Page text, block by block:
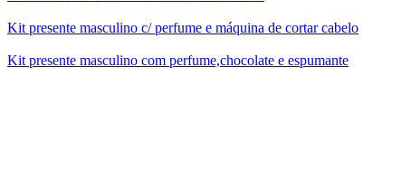
Kit presente masculino c/ perfume e máquina de cortar cabelo
Kit presente masculino com perfume,chocolate e espumante